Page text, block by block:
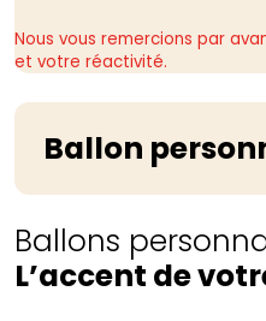
Nous vous remercions par
et votre réactivité.
Ballon
Ballons
L’accent de